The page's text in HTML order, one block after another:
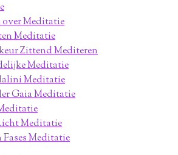
Meditatie
Meditatie
Zittend Mediteren
Meditatie
Meditatie
Gaia Meditatie
Meditatie
Meditatie